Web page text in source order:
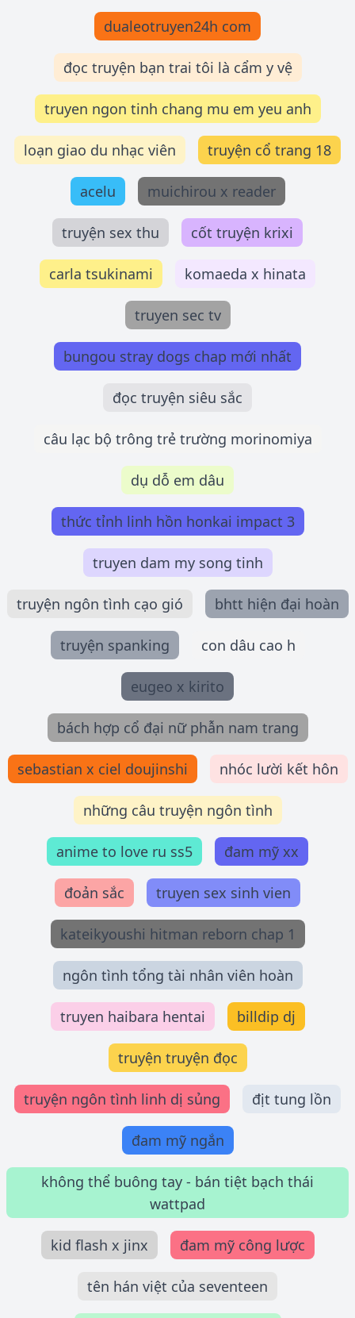
dualeotruyen24h com
đọc truyện bạn trai tôi là cẩm y vệ
truyen ngon tinh chang mu em yeu anh
loạn giao du nhạc viên truyện cổ trang 18
acelu muichirou x reader
truyện sex thu cốt truyện krixi
carla tsukinami komaeda x hinata
truyen sec tv
bungou stray dogs chap mới nhất
đọc truyện siêu sắc
câu lạc bộ trông trẻ trường morinomiya
dụ dỗ em dâu
thức tỉnh linh hồn honkai impact 3
truyen dam my song tinh
truyện ngôn tình cạo gió bhtt hiện đại hoàn
truyện spanking con dâu cao h
eugeo x kirito
bách hợp cổ đại nữ phẫn nam trang
sebastian x ciel doujinshi nhóc lười kết hôn
những câu truyện ngôn tình
anime to love ru ss5 đam mỹ xx
đoản sắc truyen sex sinh vien
kateikyoushi hitman reborn chap 1
ngôn tình tổng tài nhân viên hoàn
truyen haibara hentai billdip dj
truyện truyện đọc
truyện ngôn tình linh dị sủng địt tung lồn
đam mỹ ngắn
không thể buông tay - bán tiệt bạch thái
wattpad
kid flash x jinx đam mỹ công lược
tên hán việt của seventeen